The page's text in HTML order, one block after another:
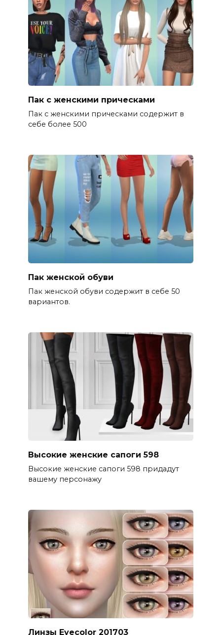
Пак с женскими прическами
Пак с женскими прическами содержит в
себе более 500
Пак женской обуви
Пак женской обуви содержит в себе 50
вариантов.
Высокие женские сапоги 598
Высокие женские сапоги 598 придадут
вашему персонажу
Линзы Eyecolor 201703